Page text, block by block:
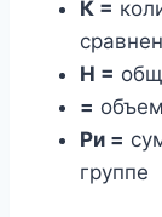
К =
Н =
=
Ри =
группе